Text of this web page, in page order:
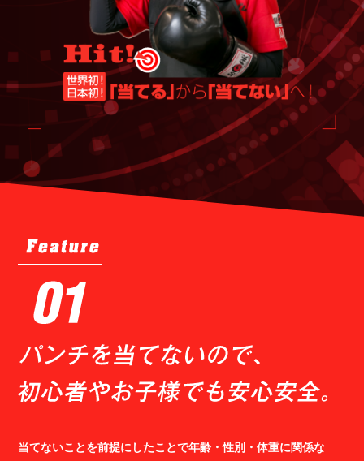
当てないことを前提にしたことで年齢・性別・体重に関係な